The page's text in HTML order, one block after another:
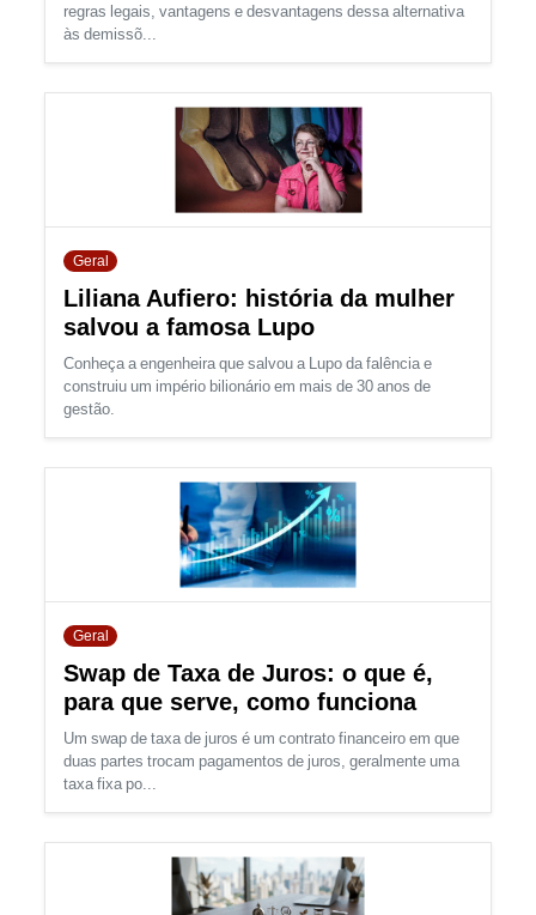
regras legais, vantagens e desvantagens dessa alternativa
às demissõ...
Geral
Liliana Aufiero: história da mulher
salvou a famosa Lupo
Conheça a engenheira que salvou a Lupo da falência e
construiu um império bilionário em mais de 30 anos de
gestão.
Geral
Swap de Taxa de Juros: o que é,
para que serve, como funciona
Um swap de taxa de juros é um contrato financeiro em que
duas partes trocam pagamentos de juros, geralmente uma
taxa fixa po...